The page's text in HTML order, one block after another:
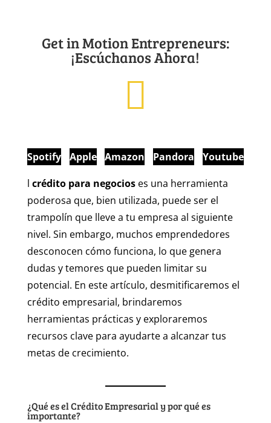
Get in Motion Entrepreneurs:
¡Escúchanos Ahora!
Spotify Apple Amazon Pandora
Youtube
l crédito para negocioses una herramienta
poderosa que, bien utilizada, puede ser el
trampolín que lleve a tu empresa al siguiente
nivel. Sin embargo, muchos emprendedores
desconocen cómo funciona, lo que genera
dudas y temores que pueden limitar su
potencial. En este artículo, desmitificaremos el
crédito empresarial, brindaremos
herramientas prácticas y exploraremos
recursos clave para ayudarte a alcanzar tus
metas de crecimiento.
¿Qué es el Crédito Empresarial y por qué es
importante?